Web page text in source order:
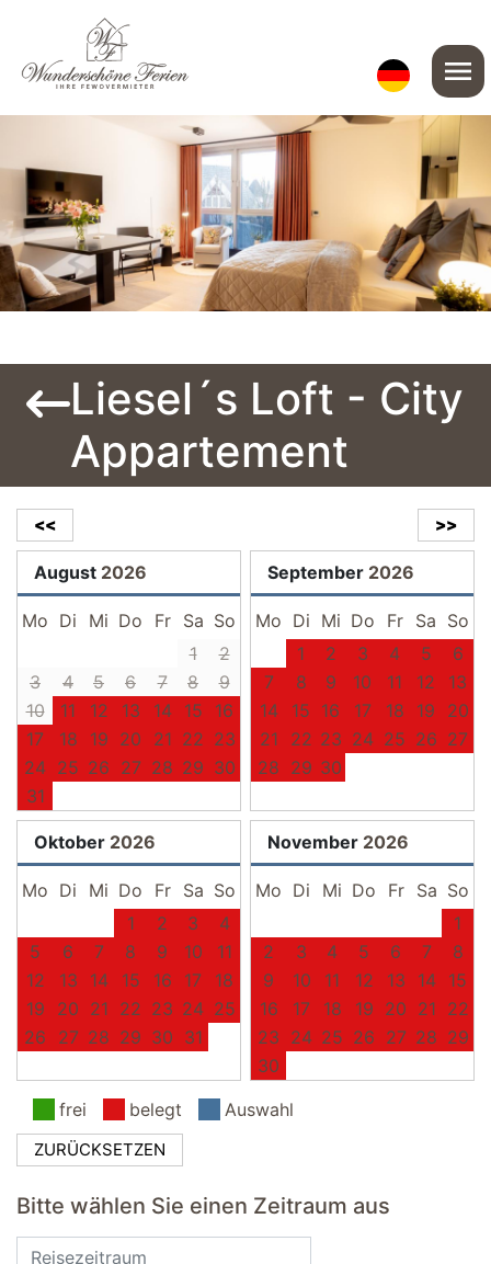
menu
Liesel´s Loft - City
Appartement
>>
<<
August 2026
Mo Di Mi Do Fr Sa So
1
2
3
4 5 6 7 8
9
10
11 12 13 14 15
16
17
18 19 20 21 22 23
24 25 26 27 28 29 30
31
September 2026
Mo Di Mi Do Fr Sa So
1
2 3 4 5
6
7
8 9 10 11 12
13
14
15 16 17 18 19
20
21
22 23 24 25 26 27
28 29 30
Oktober 2026
Mo Di Mi Do Fr Sa So
1
2 3
4
5
6 7 8 9 10
11
12
13 14 15 16 17
18
19
20 21 22 23 24 25
26
27 28 29 30 31
November 2026
Mo Di Mi Do Fr Sa So
1
2
3 4 5 6 7
8
9
10 11 12 13 14
15
16
17 18 19 20 21 22
23 24 25 26 27 28 29
30
frei
belegt Auswahl
ZURÜCKSETZEN
Bitte wählen Sie einen Zeitraum aus